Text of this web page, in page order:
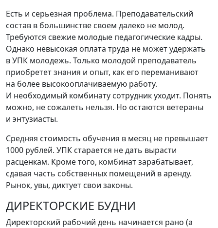
Есть и серьезная проблема. Преподавательский
состав в большинстве своем далеко не молод.
Требуются свежие молодые педагогические кадры.
Однако невысокая оплата труда не может удержать
в УПК молодежь. Только молодой преподаватель
приобретет знания и опыт, как его переманивают
на более высокооплачиваемую работу.
И необходимый комбинату сотрудник уходит. Понять
можно, не сожалеть нельзя. Но остаются ветераны
и энтузиасты.
Средняя стоимость обучения в месяц не превышает
1000 рублей. УПК старается не дать вырасти
расценкам. Кроме того, комбинат зарабатывает,
сдавая часть собственных помещений в аренду.
Рынок, увы, диктует свои законы.
ДИРЕКТОРСКИЕ БУДНИ
Директорский рабочий день начинается рано (а